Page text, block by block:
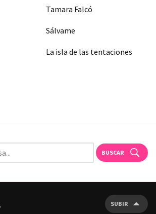
Tamara Falcó
Sálvame
La isla de las tentaciones
BUSCAR
SUBIR